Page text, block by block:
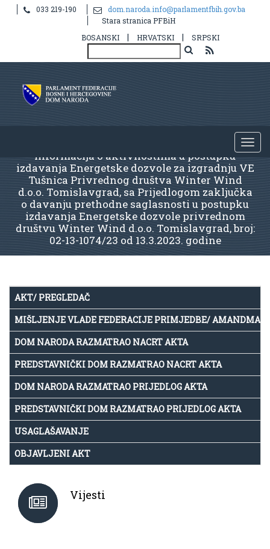
033 219-190
dom.naroda.info@parlamentfbih.gov.ba
Stara stranica PFBiH
BOSANSKI
| HRVATSKI | SRPSKI
lnformacija o aktivnostima u postupku
izdavanja Energetske dozvole za izgradnju VE
Tušnica Privrednog društva Winter Wind
d.o.o. Tomislavgrad, sa Prijedlogom zaključka
o davanju prethodne saglasnosti u postupku
izdavanja Energetske dozvole privrednom
društvu Winter Wind d.o.o. Tomislavgrad, broj:
02-13-1074/23 od 13.3.2023. godine
AKT/ PREGLEDAČ
MIŠLJENJE VLADE FEDERACIJE PRIMJEDBE/
DOM NARODA RAZMATRAO NACRT AKTA
PREDSTAVNIČKI DOM RAZMATRAO NACRT AKTA
DOM NARODA RAZMATRAO PRIJEDLOG AKTA
PREDSTAVNIČKI DOM RAZMATRAO PRIJEDLOG AKTA
USAGLAŠAVANJE
OBJAVLJENI AKT
Vijesti